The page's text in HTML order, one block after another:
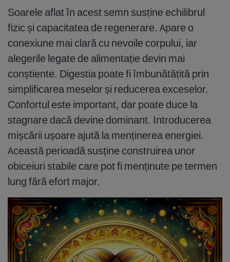
Soarele aflat în acest semn susține echilibrul
fizic și capacitatea de regenerare. Apare o
conexiune mai clară cu nevoile corpului, iar
alegerile legate de alimentație devin mai
conștiente. Digestia poate fi îmbunătățită prin
simplificarea meselor și reducerea exceselor.
Confortul este important, dar poate duce la
stagnare dacă devine dominant. Introducerea
mișcării ușoare ajută la menținerea energiei.
Această perioadă susține construirea unor
obiceiuri stabile care pot fi menținute pe termen
lung fără efort major.